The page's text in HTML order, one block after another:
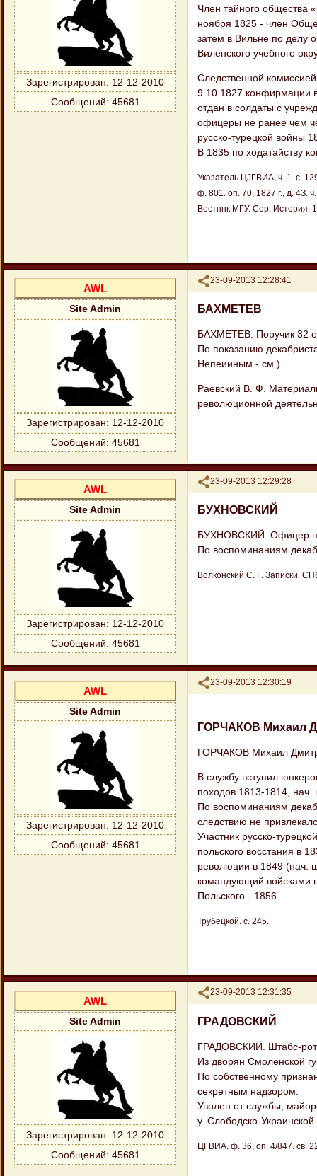
Зарегистрирован: 12-12-2010
Сообщений: 45681
Член тайного общества
ноября 1825 - член
затем в Вильне по делу
Виленского учебного
Следственной
9.10.1827 конфирмации
отдан в солдаты с
офицеры не ранее чем
русско-турецкой войны
В 1835 по ходатайству
Указатель ЦJГВИА, ч. 1. с.
ф. 801. оп. 70, 1827 г., д. 4З.
Вестннк МГУ. Сер. История.
Поделиться
23-09-2013 12:28:41
AWL
Site Admin
Зарегистрирован: 12-12-2010
Сообщений: 45681
БАХМЕТЕВ
БАХМЕТЕВ. Поручик 32
По показанию
Непеииным - см.).
Раевский В. Ф.
революционной
Поделиться
23-09-2013 12:29:28
AWL
Site Admin
Зарегистрирован: 12-12-2010
Сообщений: 45681
БУХНОВСКИЙ
БУХНОВСКИЙ. Офицер
По воспоминаниям
Волконский С. Г. Записки.
Поделиться
23-09-2013 12:30:19
AWL
Site Admin
Зарегистрирован: 12-12-2010
Сообщений: 45681
ГОРЧАКОВ Михаил
ГОРЧАКОВ Михаил
В службу вступил
походов 1813-1814,
По воспоминаниям
следствию не
Участник русско-
польского восстания в
революции в 1849 (нач.
командующий войсками
Польского - 1856.
Трубецкой. с. 245.
Поделиться
23-09-2013 12:31:35
AWL
Site Admin
Зарегистрирован: 12-12-2010
Сообщений: 45681
ГРАДОВСКИЙ
ГРАДОВСКИЙ. Штабс-
Из дворян Смоленской
По собственному
секретным надзором.
Уволен от службы,
у. Слободско-Украинской
ЦГВИА. ф. 36, оп. 4/847. св.